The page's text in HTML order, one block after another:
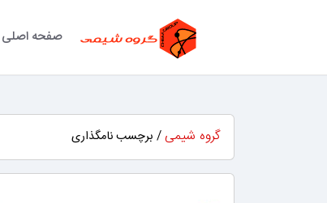
صفحه اصلی
گروه شیمی / برچسب نامگذاری